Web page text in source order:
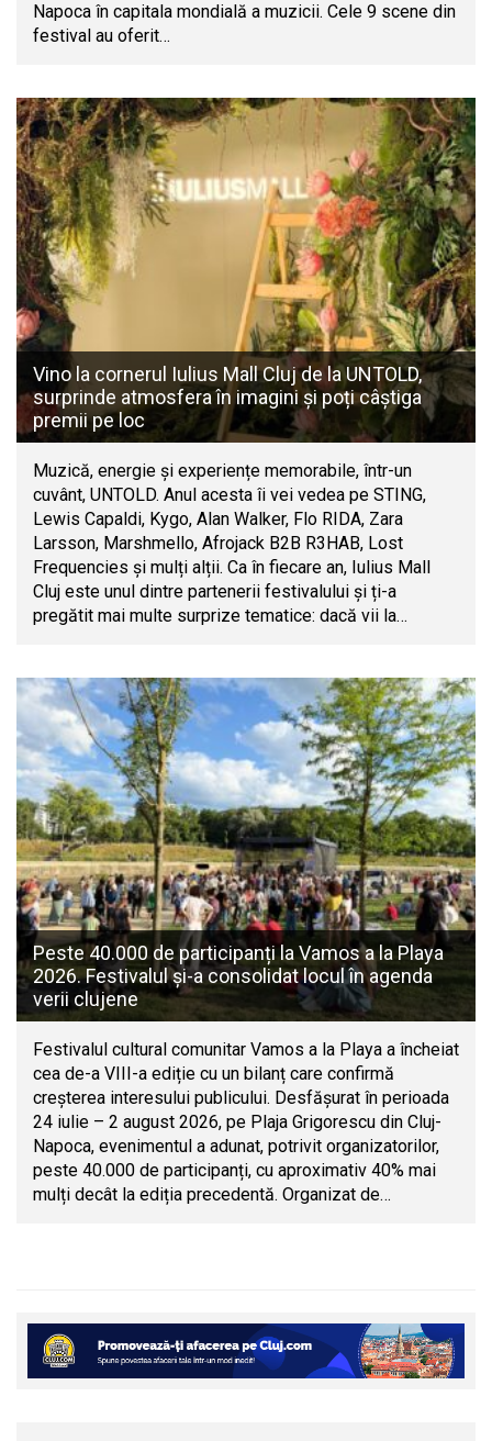
Napoca în capitala mondială a muzicii. Cele 9 scene din
festival au oferit…
Vino la cornerul Iulius Mall Cluj de la UNTOLD,
surprinde atmosfera în imagini și poți câștiga
premii pe loc
Muzică, energie și experiențe memorabile, într-un
cuvânt, UNTOLD. Anul acesta îi vei vedea pe STING,
Lewis Capaldi, Kygo, Alan Walker, Flo RIDA, Zara
Larsson, Marshmello, Afrojack B2B R3HAB, Lost
Frequencies și mulți alții. Ca în fiecare an, Iulius Mall
Cluj este unul dintre partenerii festivalului și ți-a
pregătit mai multe surprize tematice: dacă vii la…
Peste 40.000 de participanți la Vamos a la Playa
2026. Festivalul și-a consolidat locul în agenda
verii clujene
Festivalul cultural comunitar Vamos a la Playa a încheiat
cea de-a VIII-a ediție cu un bilanț care confirmă
creșterea interesului publicului. Desfășurat în perioada
24 iulie – 2 august 2026, pe Plaja Grigorescu din Cluj-
Napoca, evenimentul a adunat, potrivit organizatorilor,
peste 40.000 de participanți, cu aproximativ 40% mai
mulți decât la ediția precedentă. Organizat de…